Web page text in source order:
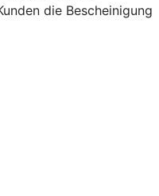
die Bescheinigung